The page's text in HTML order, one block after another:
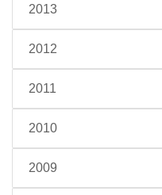
2013
2012
2011
2010
2009